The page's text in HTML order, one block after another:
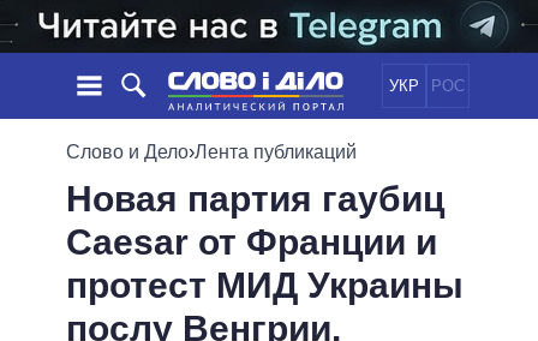
УКР РОС
НОВОСТИ
ЛЕНТА
СОБЫТИЯ
СТАТЬИ
МНЕНИЯ
ПОЛИТИКА
ЭКОНОМИКА
ОБЩЕСТВО
МИР
ОБЕЩАНИЯ
ПОЛИТИКИ
ВСЕ ПОЛИТИКИИНФОГРАФИКА
Слово и Дело›Лента публикаций
Новая партия гаубиц
Caesar от Франции и
протест МИД Украины
послу Венгрии.